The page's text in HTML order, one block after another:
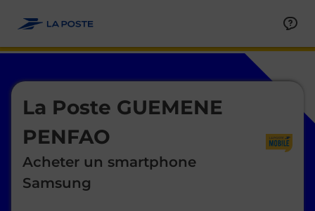
La Poste GUEMENE
PENFAO
Acheter un smartphone
Samsung
Le lien s'ouvre dans un nouvel onglet